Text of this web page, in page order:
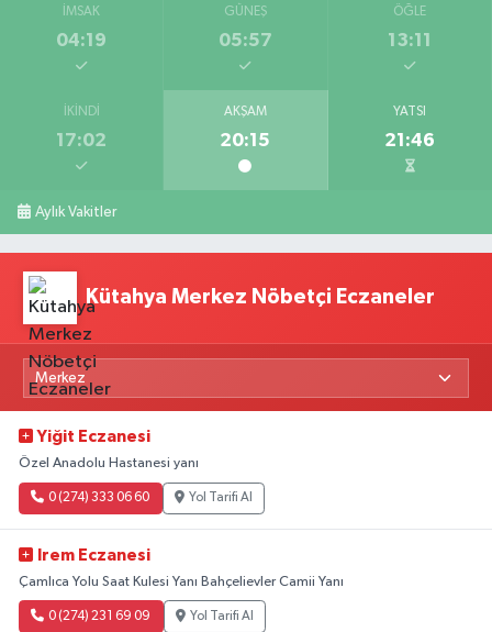
İMSAK
04:19
GÜNEŞ
05:57
ÖĞLE
13:11
İKINDI
17:02
AKŞAM
20:15
YATSI
21:46
Aylık Vakitler
Kütahya Merkez Nöbetçi Eczaneler
Yiğit Eczanesi
Özel Anadolu Hastanesi yanı
0 (274) 333 06 60 Yol Tarifi Al
Irem Eczanesi
Çamlıca Yolu Saat Kulesi Yanı Bahçelievler Camii Yanı
0 (274) 231 69 09 Yol Tarifi Al